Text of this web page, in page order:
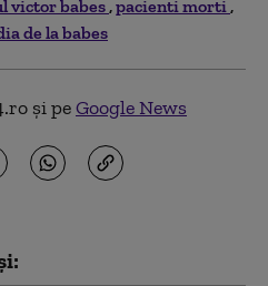
victor babes pacienti morti
de la babes
și peGoogle News